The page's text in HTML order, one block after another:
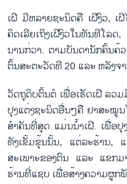
ເຝີ ມີຫລາຍຊະນິດຄື ເຝີງົວ, ເຝີ
ຄິດເລີຍເຖິງເຝີງົວໃນທັນທີໂລ
ນານກ່ວາ. ຕາມບັນດານັກຄົ້ນຄ້
ຕົ້ນສະຕະວັດທີ 20 ແລະ ຫລັງຈ
ວັດຖຸດິບຕົ້ນຕໍ ເພື່ອເຮັດເຝີ ລວມ
ປຸງແຕ່ງຊະນິດອື່ນໆຄື ຢາສະໝູ
ສຳຄັນທີ່ສຸດ ແມ່ນນ້ຳເຝີ. ເພື່ອປຸ
ທັງເຂັ້ມຂຸ້ນນັ້ນ, ແຕ່ລະຮ້ານ,
ສະເພາະຂອງຕົນ ແລະ ແຂກ
ຮ້ານທີ່ແຊບ ເພື່ອສ້າງຄວາມຜູກ